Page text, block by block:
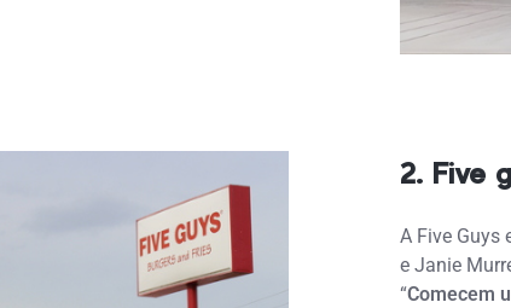
2. Five
A Five Guys
e Janie
“Comecem